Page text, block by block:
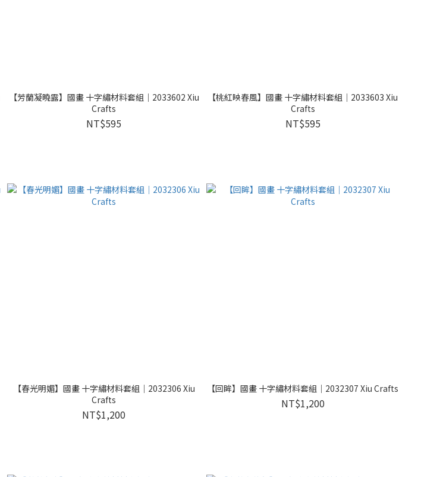
【芳蘭凝曉露】國畫 十字繡材料套組｜2033602 Xiu
Crafts
NT$595
【桃紅映春風】國畫 十字繡材料套組｜2033603 Xiu
Crafts
NT$595
【春光明媚】國畫 十字繡材料套組｜2032306 Xiu
Crafts
NT$1,200
【回眸】國畫 十字繡材料套組｜2032307 Xiu Crafts
NT$1,200